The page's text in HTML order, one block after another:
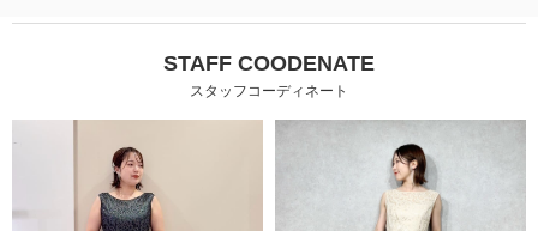
STAFF COODENATE
スタッフコーディネート